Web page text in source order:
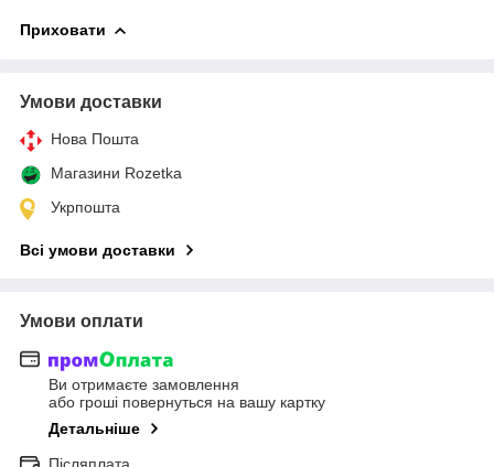
Приховати
Умови доставки
Нова Пошта
Магазини Rozetka
Укрпошта
Всі умови доставки
Умови оплати
Ви отримаєте замовлення
або гроші повернуться на вашу картку
Детальніше